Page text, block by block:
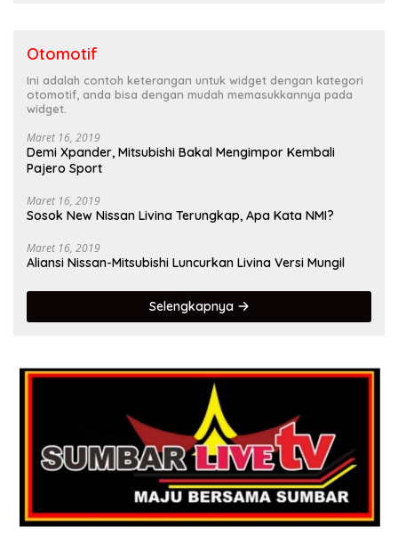
Otomotif
Ini adalah contoh keterangan untuk widget dengan kategori
otomotif, anda bisa dengan mudah memasukkannya pada
widget.
Maret 16, 2019
Demi Xpander, Mitsubishi Bakal Mengimpor Kembali
Pajero Sport
Maret 16, 2019
Sosok New Nissan Livina Terungkap, Apa Kata NMI?
Maret 16, 2019
Aliansi Nissan-Mitsubishi Luncurkan Livina Versi Mungil
Selengkapnya